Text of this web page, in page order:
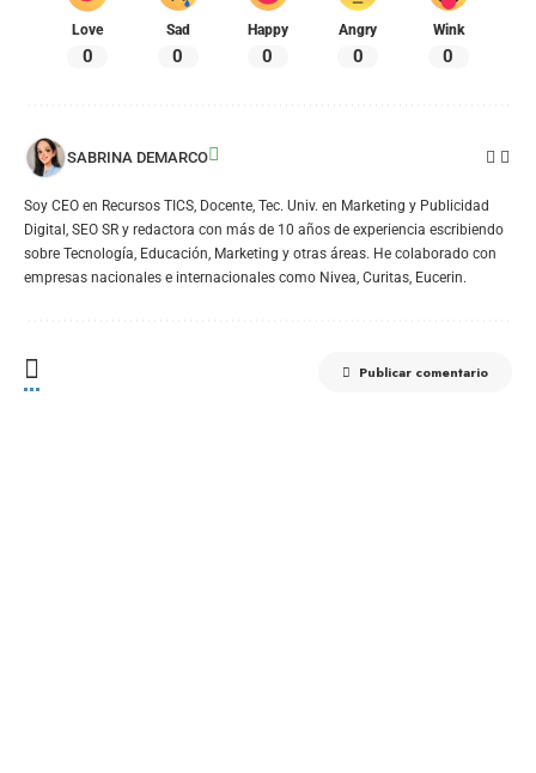
Love
0
Sad
0
Happy
0
Angry
0
Wink
0
SABRINA DEMARCO
Soy CEO en Recursos TICS, Docente, Tec. Univ. en Marketing y Publicidad
Digital, SEO SR y redactora con más de 10 años de experiencia escribiendo
sobre Tecnología, Educación, Marketing y otras áreas. He colaborado con
empresas nacionales e internacionales como Nivea, Curitas, Eucerin.
Publicar comentario